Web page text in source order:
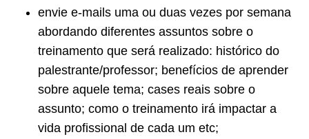
envie e-mails uma ou duas vezes por semana
abordando diferentes assuntos sobre o
treinamento que será realizado: histórico do
palestrante/professor; benefícios de aprender
sobre aquele tema; cases reais sobre o
assunto; como o treinamento irá impactar a
vida profissional de cada um etc;